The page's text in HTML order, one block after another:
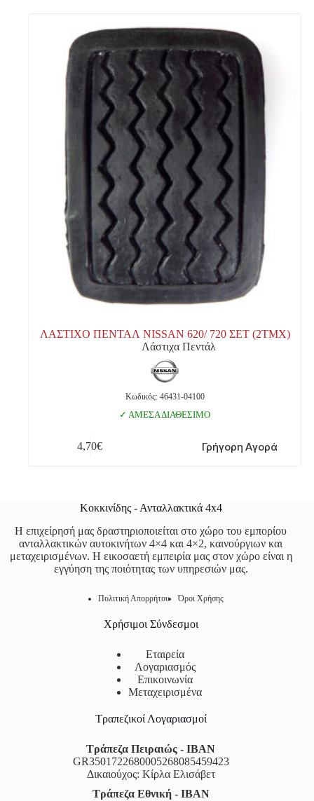
ΛΑΣΤΙΧΟ ΠΕΝΤΑΛ NISSAN 620/ 720 ΣΕΤ (2ΤΜΧ)
Λάστιχα Πεντάλ
Κωδικός: 46431-04100
ΑΜΕΣΑ ΔΙΑΘΕΣΙΜΟ
4,70€ Γρήγορη Αγορά
Κοκκινίδης - Ανταλλακτικά 4x4
Η επιχείρησή μας δραστηριοποιείται στο χώρο του εμπορίου
ανταλλακτικών αυτοκινήτων 4×4 και 4×2, καινούργιων και
μεταχειρισμένων. Η εικοσαετή εμπειρία μας στον χώρο είναι η
εγγύηση της ποιότητας των υπηρεσιών μας.
Πολιτική Απορρήτου Όροι Χρήσης
Χρήσιμοι Σύνδεσμοι
Εταιρεία
Λογαριασμός
Επικοινωνία
Μεταχειρισμένα
Τραπεζικοί Λογαριασμοί
Τράπεζα Πειραιώς - IBAN
GR3501722680005268085459423
Δικαιούχος: Κίρλα Ελισάβετ
Τράπεζα Εθνική - IBAN